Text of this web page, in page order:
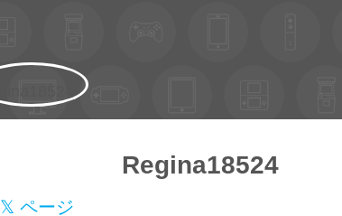
Regina18524
𝕏 ページ